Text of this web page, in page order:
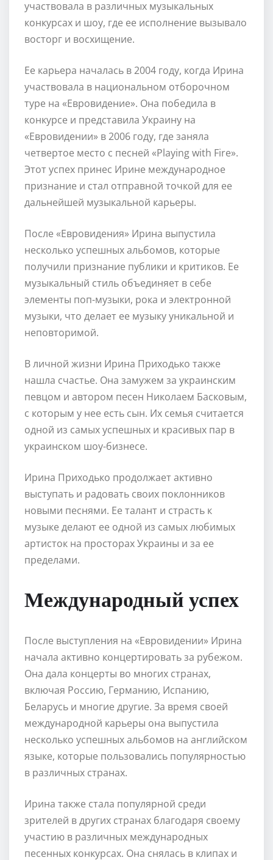
участвовала в различных музыкальных
конкурсах и шоу, где ее исполнение вызывало
восторг и восхищение.
Ее карьера началась в 2004 году, когда Ирина
участвовала в национальном отборочном
туре на «Евровидение». Она победила в
конкурсе и представила Украину на
«Евровидении» в 2006 году, где заняла
четвертое место с песней «Playing with Fire».
Этот успех принес Ирине международное
признание и стал отправной точкой для ее
дальнейшей музыкальной карьеры.
После «Евровидения» Ирина выпустила
несколько успешных альбомов, которые
получили признание публики и критиков. Ее
музыкальный стиль объединяет в себе
элементы поп-музыки, рока и электронной
музыки, что делает ее музыку уникальной и
неповторимой.
В личной жизни Ирина Приходько также
нашла счастье. Она замужем за украинским
певцом и автором песен Николаем Басковым,
с которым у нее есть сын. Их семья считается
одной из самых успешных и красивых пар в
украинском шоу-бизнесе.
Ирина Приходько продолжает активно
выступать и радовать своих поклонников
новыми песнями. Ее талант и страсть к
музыке делают ее одной из самых любимых
артисток на просторах Украины и за ее
пределами.
Международный успех
После выступления на «Евровидении» Ирина
начала активно концертировать за рубежом.
Она дала концерты во многих странах,
включая Россию, Германию, Испанию,
Беларусь и многие другие. За время своей
международной карьеры она выпустила
несколько успешных альбомов на английском
языке, которые пользовались популярностью
в различных странах.
Ирина также стала популярной среди
зрителей в других странах благодаря своему
участию в различных международных
песенных конкурсах. Она снялась в клипах и